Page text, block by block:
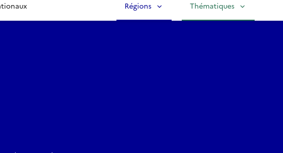
Régions Thématiques